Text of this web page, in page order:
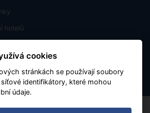
hotelů
cookies
stránkách se používají soubory
identifikátory, které mohou
údaje.